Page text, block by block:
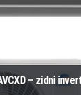
– zidni